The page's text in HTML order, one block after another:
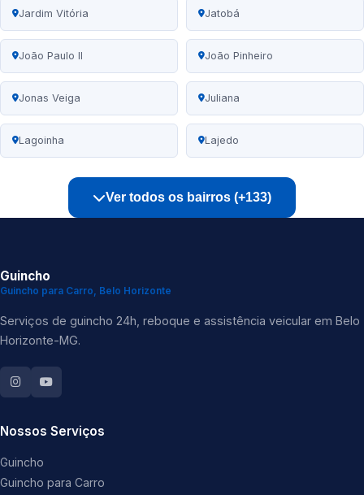
Jardim Vitória Jatobá
João Paulo II João Pinheiro
Jonas Veiga Juliana
Lagoinha Lajedo
Ver todos os bairros (+133)
Guincho
Guincho para Carro, Belo Horizonte
Serviços de guincho 24h, reboque e assistência veicular em Belo
Horizonte-MG.
Nossos Serviços
Guincho
Guincho para Carro